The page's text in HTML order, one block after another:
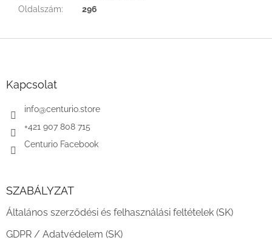
Oldalszám: 296
Kapcsolat
info@centurio.store
+421 907 808 715
Centurio Facebook
SZABÁLYZAT
Általános szerződési és felhasználási feltételek (SK)
GDPR / Adatvédelem (SK)